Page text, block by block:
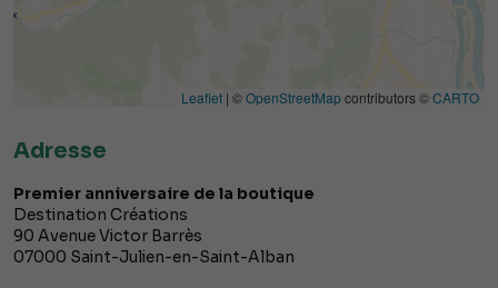
Leaflet | ©OpenStreetMap contributors ©CARTO
Adresse
Premier anniversaire de la boutique
Destination Créations
90 Avenue Victor Barrès
07000 Saint-Julien-en-Saint-Alban